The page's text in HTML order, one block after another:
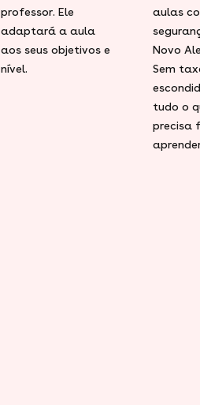
professor. Ele
adaptará a aula
aos seus objetivos e
nível.
aulas
Novo
Sem
tudo o
precisa